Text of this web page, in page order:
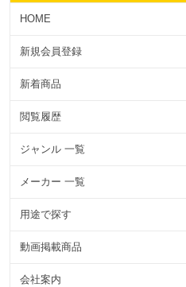
HOME
新規会員登録
新着商品
閲覧履歴
ジャンル 一覧
メーカー 一覧
用途で探す
動画掲載商品
会社案内